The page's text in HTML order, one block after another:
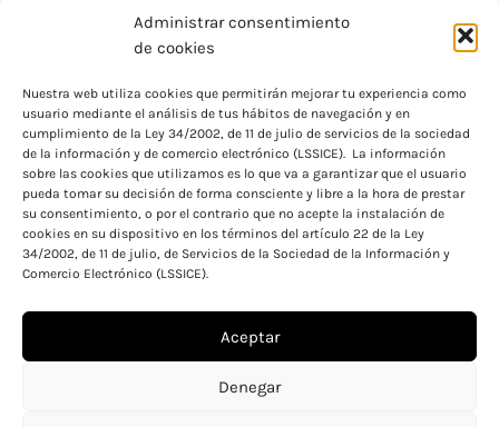
Administrar consentimiento
de cookies
Nuestra web utiliza cookies que permitirán mejorar tu experiencia como
usuario mediante el análisis de tus hábitos de navegación y en
cumplimiento de la Ley 34/2002, de 11 de julio de servicios de la sociedad
de la información y de comercio electrónico (LSSICE). La información
sobre las cookies que utilizamos es lo que va a garantizar que el usuario
pueda tomar su decisión de forma consciente y libre a la hora de prestar
su consentimiento, o por el contrario que no acepte la instalación de
cookies en su dispositivo en los términos del artículo 22 de la Ley
34/2002, de 11 de julio, de Servicios de la Sociedad de la Información y
Comercio Electrónico (LSSICE).
Aceptar
Denegar
Solicita ahora la beca de 100 euros al mes para
tus estudios
Política de cookies